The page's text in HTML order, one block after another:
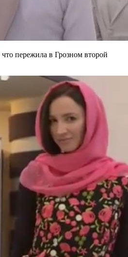
пережила в Грозном второй